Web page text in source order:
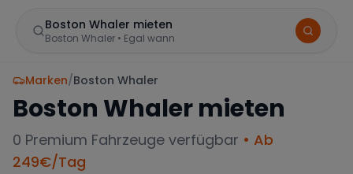
Boston Whaler mieten
Boston Whaler • Egal wann
Marken/Boston Whaler
Boston Whalermieten
0 Premium Fahrzeuge verfügbar • Ab
249€/Tag